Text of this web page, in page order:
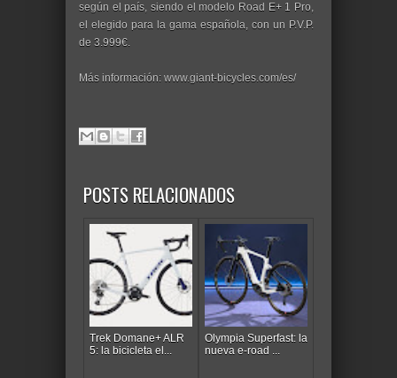
según el país, siendo el modelo Road E+ 1 Pro,
el elegido para la gama española, con un P.V.P.
de 3.999€.
Más información: www.giant-bicycles.com/es/
POSTS RELACIONADOS
Trek Domane+ ALR
5: la bicicleta el...
Olympia Superfast: la
nueva e-road ...